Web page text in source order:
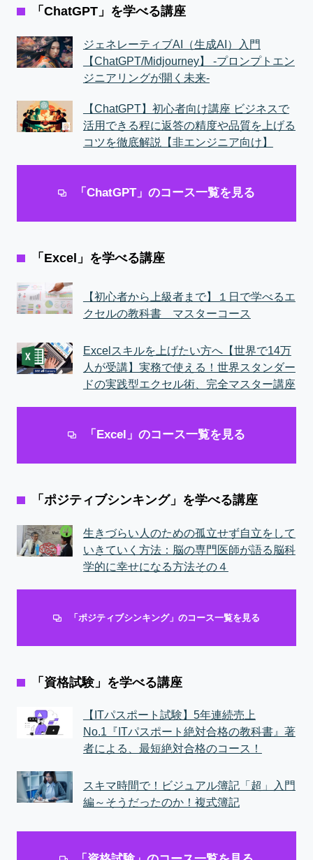
「ChatGPT」を学べる講座
ジェネレーティブAI（生成AI）入門
【ChatGPT/Midjourney】 -プロンプトエン
ジニアリングが開く未来-
【ChatGPT】初心者向け講座 ビジネスで
活用できる程に返答の精度や品質を上げる
コツを徹底解説【非エンジニア向け】
「ChatGPT」のコース一覧を見る
「Excel」を学べる講座
【初心者から上級者まで】１日で学べるエ
クセルの教科書 マスターコース
Excelスキルを上げたい方へ【世界で14万
人が受講】実務で使える！世界スタンダー
ドの実践型エクセル術、完全マスター講座
「Excel」のコース一覧を見る
「ポジティブシンキング」を学べる講座
生きづらい人のための孤立せず自立をして
いきていく方法：脳の専門医師が語る脳科
学的に幸せになる方法その４
「ポジティブシンキング」のコース一覧を見る
「資格試験」を学べる講座
【ITパスポート試験】5年連続売上
No.1『ITパスポート絶対合格の教科書』著
者による、最短絶対合格のコース！
スキマ時間で！ビジュアル簿記「超」入門
編～そうだったのか！複式簿記